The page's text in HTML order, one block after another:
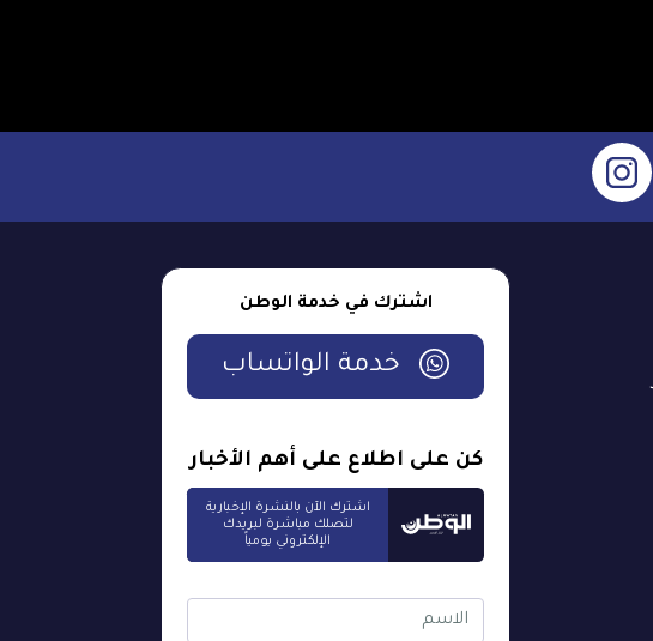
اشترك في خدمة الوطن
خدمة الواتساب
كن على اطلاع على أهم الأخبار
اشترك الآن بالنشرة الإخبارية
لتصلك مباشرة لبريدك
الإلكتروني يومياً